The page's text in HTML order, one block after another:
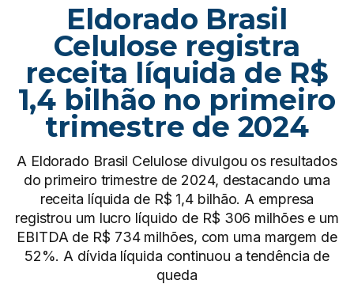
Eldorado Brasil
Celulose registra
receita líquida de R$
1,4 bilhão no primeiro
trimestre de 2024
A Eldorado Brasil Celulose divulgou os resultados
do primeiro trimestre de 2024, destacando uma
receita líquida de R$ 1,4 bilhão. A empresa
registrou um lucro líquido de R$ 306 milhões e um
EBITDA de R$ 734 milhões, com uma margem de
52%. A dívida líquida continuou a tendência de
queda